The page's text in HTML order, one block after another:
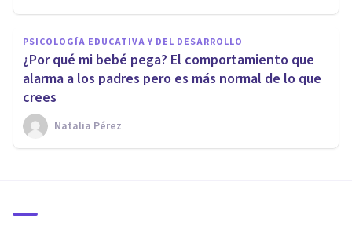
PSICOLOGÍA EDUCATIVA Y DEL DESARROLLO
¿Por qué mi bebé pega? El comportamiento que
alarma a los padres pero es más normal de lo que
crees
Natalia Pérez